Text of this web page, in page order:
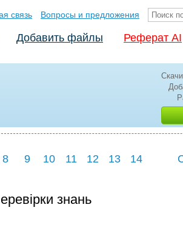
связь Вопросы и предложения
Добавить файлы Реферат AI
8 9 10 11 12 13 14
знань